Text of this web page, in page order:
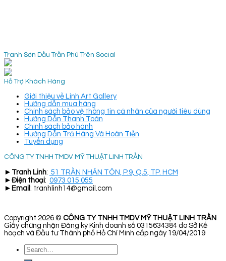
Tranh Sơn Dầu Trần Phú Trên Social
Hỗ Trợ Khách Hàng
Giới thiệu về Linh Art Gallery
Hướng dẫn mua hàng
Chính sách bảo vệ thông tin cá nhân của người tiêu dùng
Hướng Dẫn Thanh Toán
Chính sách bảo hành
Hướng Dẫn Trả Hàng Và Hoàn Tiền
Tuyển dụng
CÔNG TY TNHH TMDV MỸ THUẬT LINH TRẦN
► Tranh Linh: 51 TRẦN NHÂN TÔN, P.9, Q.5, TP. HCM
► Điện thoại: 0973 015 055
► Email : tranhlinh14@gmail.com
Copyright 2026 © CÔNG TY TNHH TMDV MỸ THUẬT LINH TRẦN
Giấy chứng nhận Đăng ký Kinh doanh số 0315634384 do Sở Kế
hoạch và Đầu tư Thành phố Hồ Chí Minh cấp ngày 19/04/2019
Search
for: